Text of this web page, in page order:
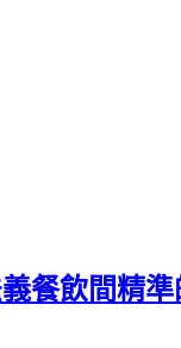
餐飲間精